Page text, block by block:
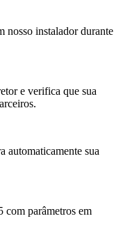
nosso instalador durante
e verifica que sua
automaticamente sua
com parâmetros em